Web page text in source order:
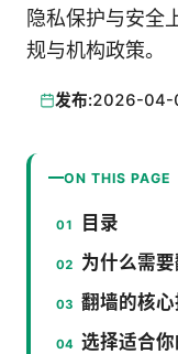
隐私保护与安全
规与机构政策。
发布:2026-04-
ON THIS PAGE
目录
为什么需要
翻墙的核
选择适合